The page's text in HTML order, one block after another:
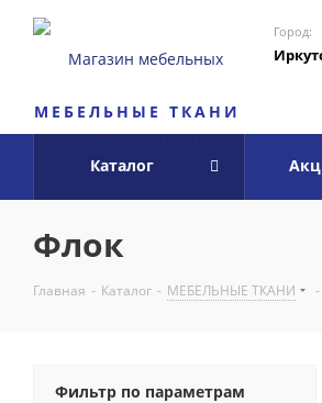
МЕБЕЛЬНЫЕ ТКАНИ
Город:
Каталог
Флок
Главная - Каталог - МЕБЕЛЬНЫЕ ТКАНИ -
Фильтр по параметрам